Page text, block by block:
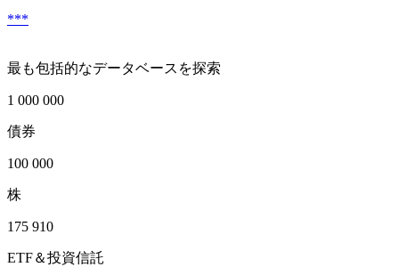
***
最も包括的なデータベースを探索
1 000 000
債券
100 000
株
175 910
ETF＆投資信託